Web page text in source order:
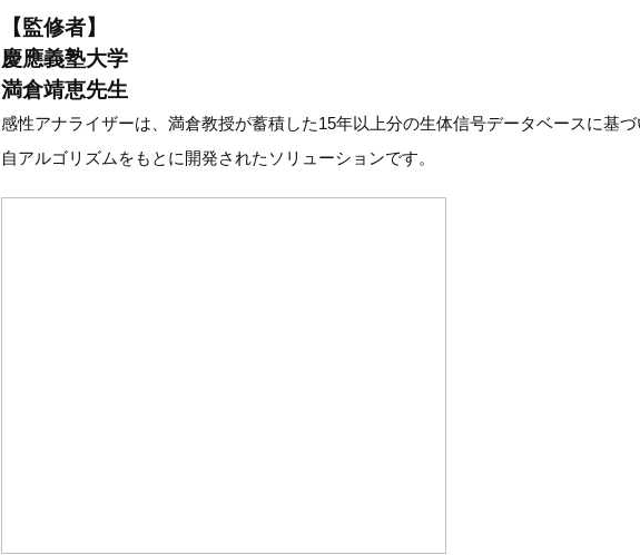
【監修者】
慶應義塾大学
満倉靖恵先生
感性アナライザーは、満倉教授が蓄積した15年以上分の生体信号データベースに基
自アルゴリズムをもとに開発されたソリューションです。